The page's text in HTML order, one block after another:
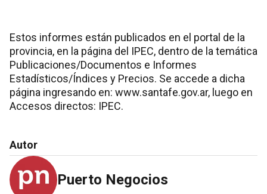
Estos informes están publicados en el portal de la
provincia, en la página del IPEC, dentro de la temática
Publicaciones/Documentos e Informes
Estadísticos/Índices y Precios. Se accede a dicha
página ingresando en: www.santafe.gov.ar, luego en
Accesos directos: IPEC.
Autor
Puerto Negocios